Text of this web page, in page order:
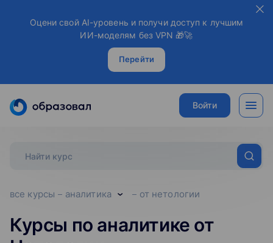
Оцени свой AI-уровень и получи доступ к лучшим
ИИ-моделям без VPN 🎁🚀
Перейти
Войти
все курсы аналитика от нетологии
Курсы по аналитике от